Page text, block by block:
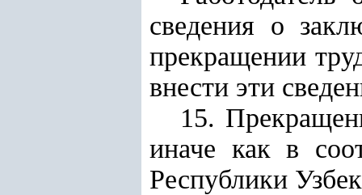
сведения о
прекращении
внести эти
15.
иначе как в
Республики